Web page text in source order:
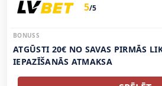
5/5
BONUSS
ATGŪSTI 20€ NO SAVAS PIRMĀS
IEPAZĪŠANĀS ATMAKSA